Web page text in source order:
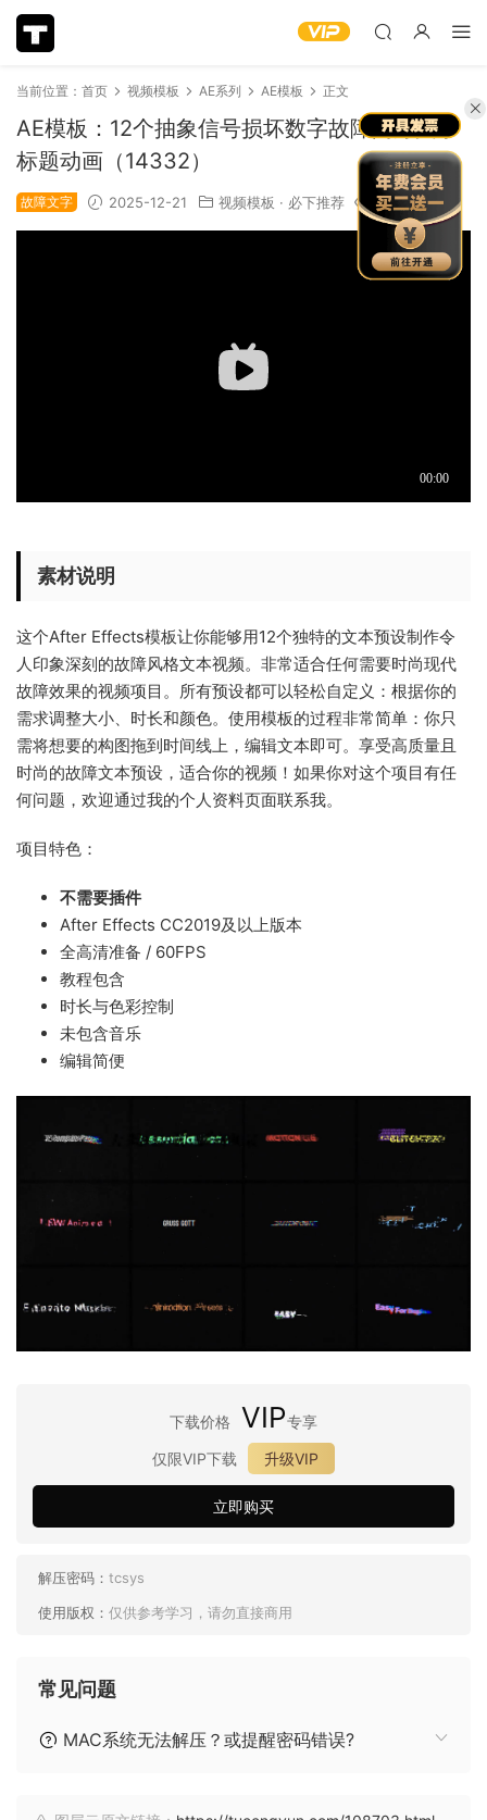
当前位置： 首页 视频模板 AE系列 AE模板 正文
AE模板：12个抽象信号损坏数字故障闪烁文字
标题动画（14332）
故障文字 2025-12-21 视频模板 · 必下推荐 1.13k
素材说明
这个After Effects模板让你能够用12个独特的文本预设制作令
人印象深刻的故障风格文本视频。非常适合任何需要时尚现代
故障效果的视频项目。所有预设都可以轻松自定义：根据你的
需求调整大小、时长和颜色。使用模板的过程非常简单：你只
需将想要的构图拖到时间线上，编辑文本即可。享受高质量且
时尚的故障文本预设，适合你的视频！如果你对这个项目有任
何问题，欢迎通过我的个人资料页面联系我。
项目特色：
不需要插件
After Effects CC2019及以上版本
全高清准备 / 60FPS
教程包含
时长与色彩控制
未包含音乐
编辑简便
下载价格 VIP专享
仅限VIP下载
升级VIP
立即购买
解压密码： tcsys
使用版权： 仅供参考学习，请勿直接商用
常见问题
MAC系统无法解压？或提醒密码错误?